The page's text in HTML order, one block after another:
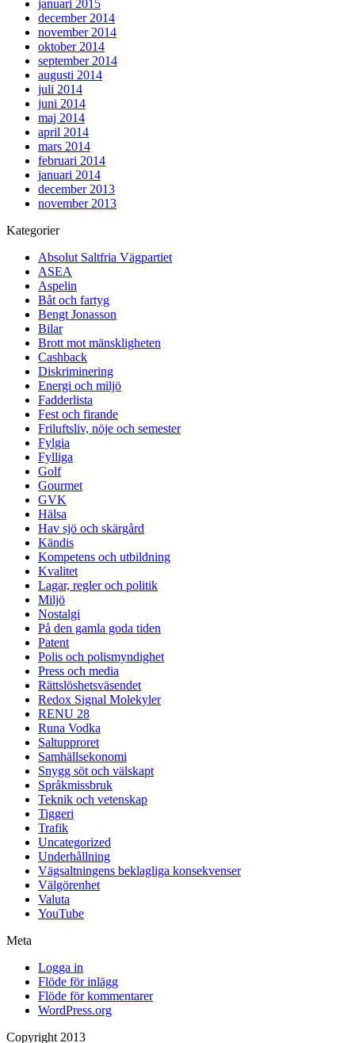
januari 2015
december 2014
november 2014
oktober 2014
september 2014
augusti 2014
juli 2014
juni 2014
maj 2014
april 2014
mars 2014
februari 2014
januari 2014
december 2013
november 2013
Kategorier
Absolut Saltfria Vägpartiet
ASEA
Aspelin
Båt och fartyg
Bengt Jonasson
Bilar
Brott mot mänskligheten
Cashback
Diskriminering
Energi och miljö
Fadderlista
Fest och firande
Friluftsliv, nöje och semester
Fylgia
Fylliga
Golf
Gourmet
GVK
Hälsa
Hav sjö och skärgård
Kändis
Kompetens och utbildning
Kvalitet
Lagar, regler och politik
Miljö
Nostalgi
På den gamla goda tiden
Patent
Polis och polismyndighet
Press och media
Rättslöshetsväsendet
Redox Signal Molekyler
RENU 28
Runa Vodka
Saltupproret
Samhällsekonomi
Snygg söt och välskapt
Språkmissbruk
Teknik och vetenskap
Tiggeri
Trafik
Uncategorized
Underhållning
Vägsaltningens beklagliga konsekvenser
Välgörenhet
Valuta
YouTube
Meta
Logga in
Flöde för inlägg
Flöde för kommentarer
WordPress.org
Copyright 2013